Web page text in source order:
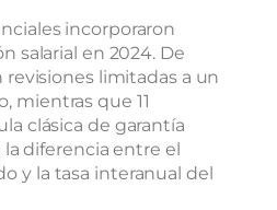
incorporaron
salarial en 2024. De
revisiones limitadas a un
mientras que 11
clásica de garantía
la diferencia entre el
y la tasa interanual del